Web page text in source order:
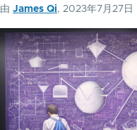
由 James Qi, 2023年7月27日